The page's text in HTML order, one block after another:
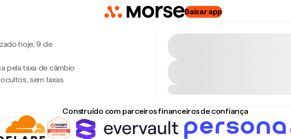
Baixar app
hoje, 9 de
pela taxa de câmbio
sem taxas
Construído com parceiros financeiros de confiança